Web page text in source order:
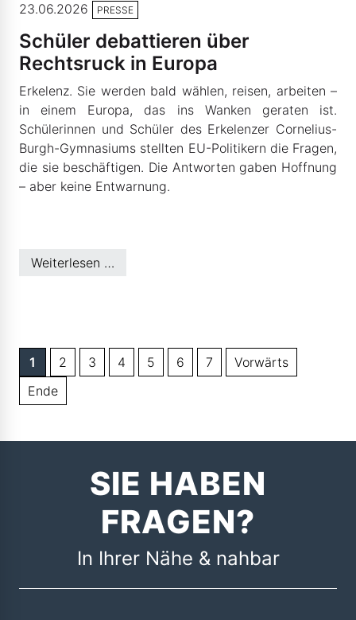
23.06.2026 PRESSE
Schüler debattieren über
Rechtsruck in Europa
Erkelenz. Sie werden bald wählen, reisen, arbeiten –
in einem Europa, das ins Wanken geraten ist.
Schülerinnen und Schüler des Erkelenzer Cornelius-
Burgh-Gymnasiums stellten EU-Politikern die Fragen,
die sie beschäftigen. Die Antworten gaben Hoffnung
– aber keine Entwarnung.
Weiterlesen …
1 2 3 4 5 6 7
Vorwärts
Ende
SIE HABEN
FRAGEN?
In Ihrer Nähe & nahbar